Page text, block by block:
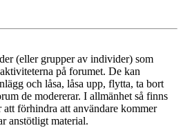
(eller grupper av individer) som
på forumet. De kan
och låsa, låsa upp, flytta, ta bort
de modererar. I allmänhet så finns
att förhindra att användare kommer
anstötligt material.